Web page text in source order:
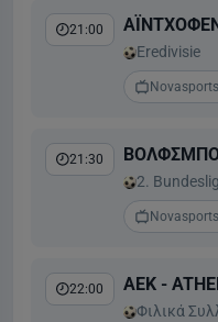
21:00
Eredivisie
21:30
2.
22:00 ΑΕΚ -
Φιλικά